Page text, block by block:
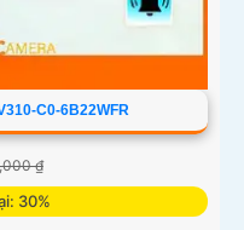
C0-6B22WFR
₫
30%